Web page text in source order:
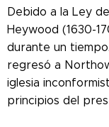
Debido a la Ley
Heywood (1630-
durante un
regresó a
iglesia
principios del